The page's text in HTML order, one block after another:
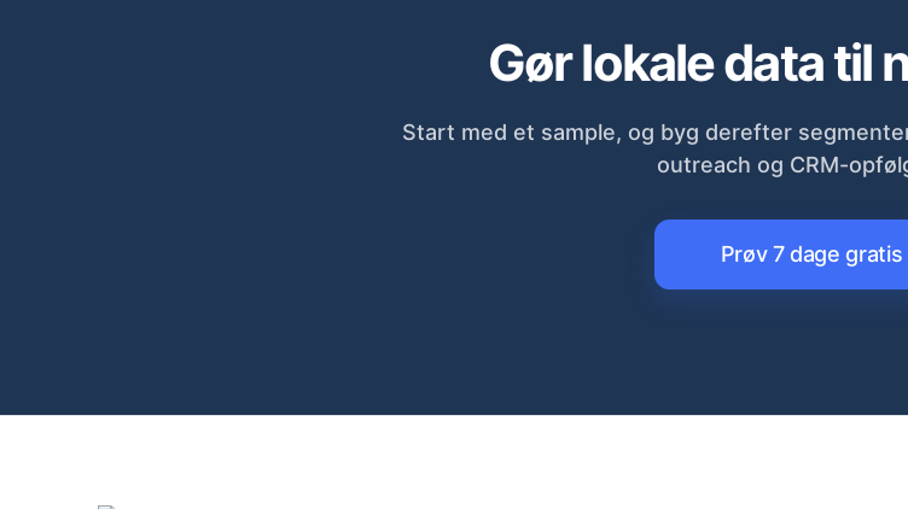
Gør lokale data til
Start med et sample, og byg derefter
outreach og CRM-
Prøv 7 dage gratis